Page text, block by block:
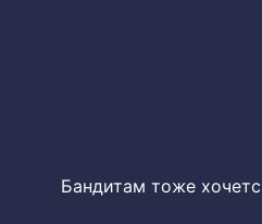
Бандитам тоже